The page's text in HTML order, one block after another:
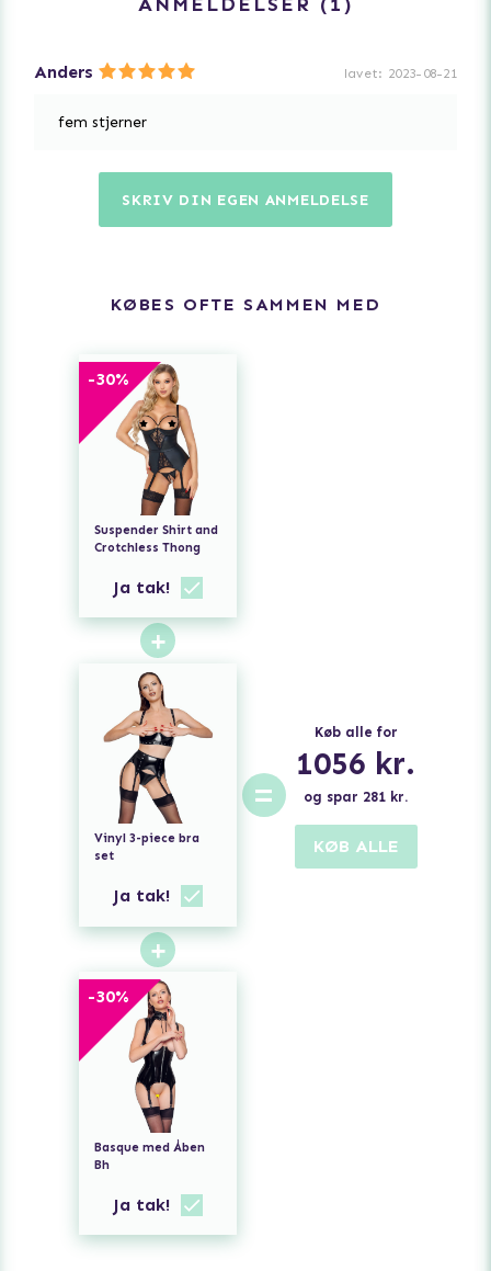
Anders lavet: 2023-08-21
fem stjerner
SKRIV DIN EGEN ANMELDELSE
KØBES OFTE SAMMEN MED
-30%
Suspender Shirt and
Crotchless Thong
Ja tak!
+
Vinyl 3-piece bra
set
Ja tak!
+
-30%
Basque med Åben
Bh
Ja tak!
=
Køb alle for
1056 kr.
og spar 281 kr.
KØB ALLE